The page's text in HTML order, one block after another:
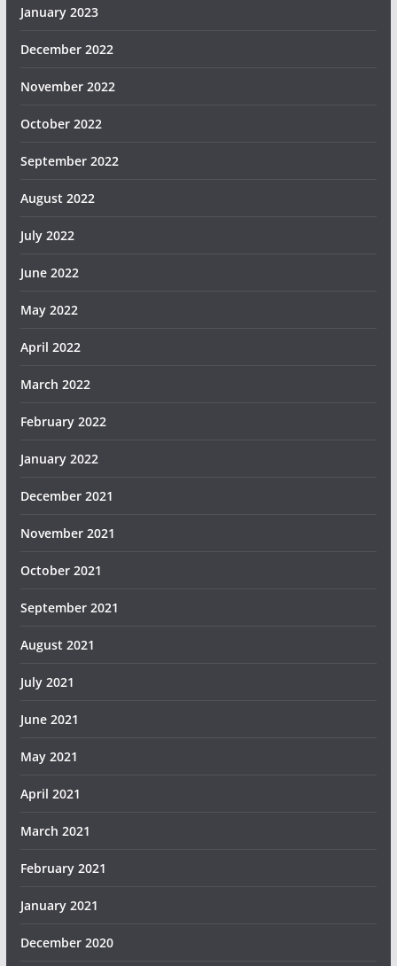
January 2023
December 2022
November 2022
October 2022
September 2022
August 2022
July 2022
June 2022
May 2022
April 2022
March 2022
February 2022
January 2022
December 2021
November 2021
October 2021
September 2021
August 2021
July 2021
June 2021
May 2021
April 2021
March 2021
February 2021
January 2021
December 2020